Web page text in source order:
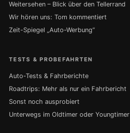
Weitersehen – Blick über den Tellerrand
Wir hören uns: Tom kommentiert
Zeit-Spiegel „Auto-Werbung“
TESTS & PROBEFAHRTEN
Auto-Tests & Fahrberichte
Roadtrips: Mehr als nur ein Fahrbericht
Sonst noch ausprobiert
Unterwegs im Oldtimer oder Youngtimer